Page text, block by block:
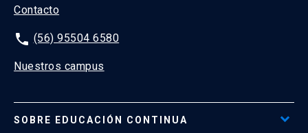
Contacto
phone (56) 95504 6580
Nuestros campus
SOBRE EDUCACIÓN CONTINUA